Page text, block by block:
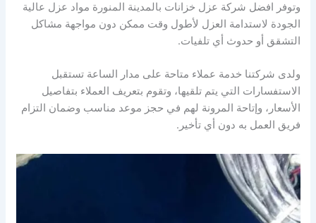
وتوفر افضل شركة عزل خزانات بالمدينة المنورة مواد عزل عالية
الجودة لاستدامة العزل لأطول وقت ممكن دون مواجهة مشاكل
التشقق أو حدوث أي تلفيات.
ولدى شركتنا خدمة عملاء متاحة على مدار الساعة تستقبل
الاستفسارات التي يتم تلقيها، وتقوم بتعريف العملاء بتفاصيل
الأسعار، وإتاحة المرونة لهم في حجز موعد مناسب وضمان التزام
فريق العمل به دون أي تأخير.